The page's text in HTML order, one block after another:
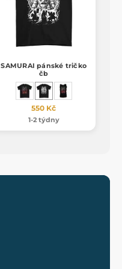
SAMURAI pánské tričko
čb
550 Kč
1-2 týdny